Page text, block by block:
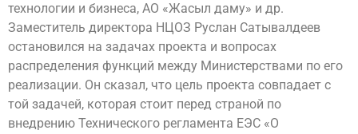
технологии и бизнеса, АО «Жасыл даму» и др.
Заместитель директора НЦОЗ Руслан Сатывалдеев
остановился на задачах проекта и вопросах
распределения функций между Министерствами по его
реализации. Он сказал, что цель проекта совпадает с
той задачей, которая стоит перед страной по
внедрению Технического регламента ЕЭС «О